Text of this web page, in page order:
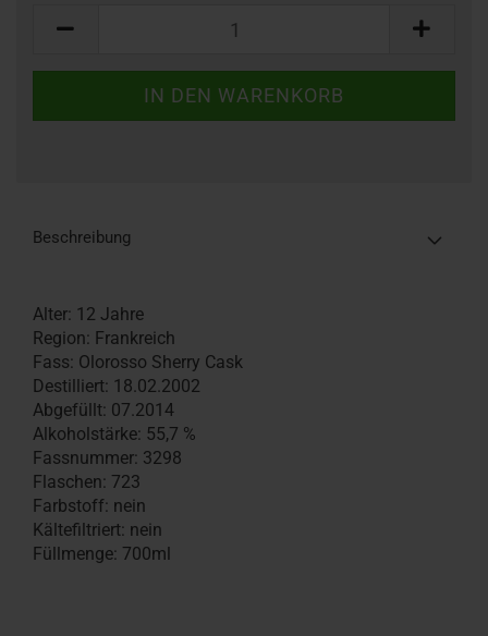
Beschreibung
Alter: 12 Jahre
Region: Frankreich
Fass: Olorosso Sherry Cask
Destilliert: 18.02.2002
Abgefüllt: 07.2014
Alkoholstärke: 55,7 %
Fassnummer: 3298
Flaschen: 723
Farbstoff: nein
Kältefiltriert: nein
Füllmenge: 700ml